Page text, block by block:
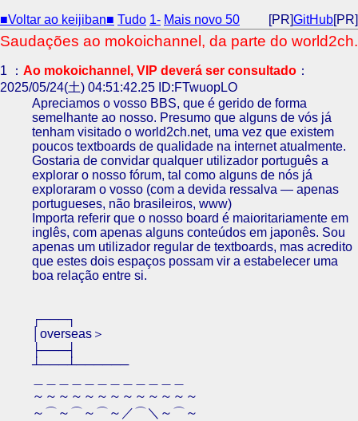
■Voltar ao keijiban■ Tudo 1- Mais novo 50 [PR]GitHub[PR]
Saudações ao mokoichannel, da parte do world2ch.
1 ： Ao mokoichannel, VIP deverá ser consultado ：
2025/05/24(土) 04:51:42.25 ID:FTwuopLO
Apreciamos o vosso BBS, que é gerido de forma
semelhante ao nosso. Presumo que alguns de vós já
tenham visitado o world2ch.net, uma vez que existem
poucos textboards de qualidade na internet atualmente.
Gostaria de convidar qualquer utilizador português a
explorar o nosso fórum, tal como alguns de nós já
exploraram o vosso (com a devida ressalva — apenas
portugueses, não brasileiros, www)
Importa referir que o nosso board é maioritariamente em
inglês, com apenas alguns conteúdos em japonês. Sou
apenas um utilizador regular de textboards, mas acredito
que estes dois espaços possam vir a estabelecer uma
boa relação entre si.
┌───┐
│overseas＞
├───┤
┴───┴──────
～～～～～～～～～～～～～
～⌒～⌒～⌒～／⌒＼～⌒～